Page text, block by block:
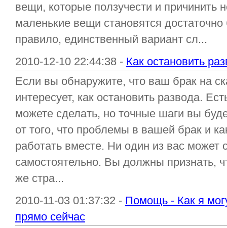
вещи, которые ползучести и причинить
маленькие вещи становятся
правило, единственный вариант сл...
2010-12-10 22:44:38 - Как остановить
Если вы обнаружите, что ваш брак на
интересует, как остановить развода.
можете сделать, но точные шаги вы
от того, что проблемы в вашей брак и
работать вместе. Ни один из вас может
самостоятельно. Вы должны признать,
же стра...
2010-11-03 01:37:32 - Помощь - Как я
прямо сейчас